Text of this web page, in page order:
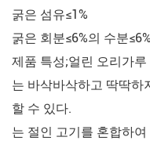
굵은 섬유≤1%
굵은 회분≤6%의 수분
제품 특성;얼린 오리가루
는 바삭바삭하고 딱딱하
할 수 있다.
는 절인 고기를 혼합하